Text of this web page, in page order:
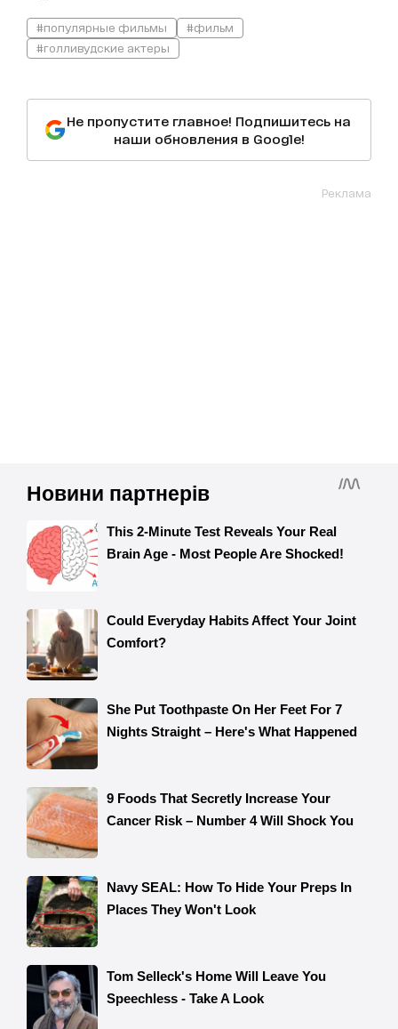
#популярные фильмы
#фильм
#голливудские актеры
Не пропустите главное! Подпишитесь на
наши обновления в Google!
Реклама